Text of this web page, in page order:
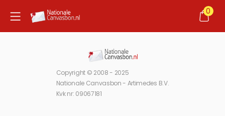
0
Copyright © 2008 - 2025
Nationale Canvasbon - Artimedes B.V.
Kvk nr: 09067181